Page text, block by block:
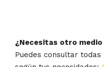
¿Necesitas otro
Puedes consultar